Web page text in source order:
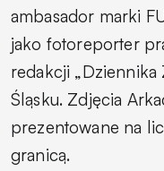
ambasador marki
jako fotoreporter
redakcji
Śląsku. Zdjęcia
prezentowane na
granicą.